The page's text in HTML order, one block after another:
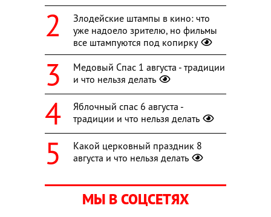
Злодейские штампы в кино: что
уже надоело зрителю, но фильмы
все штампуются под копирку
Медовый Спас 1 августа - традиции
и что нельзя делать
Яблочный спас 6 августа -
традиции и что нельзя делать
Какой церковный праздник 8
августа и что нельзя делать
МЫ В СОЦСЕТЯХ